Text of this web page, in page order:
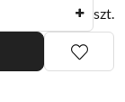
szt.